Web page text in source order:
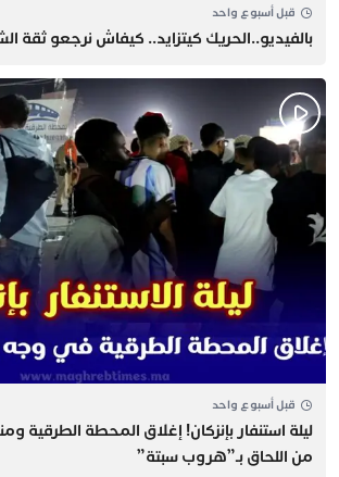
قبل أسبوع واحد
بالفيديو..الحريك كيتزايد.. كيفاش نرجعو ثقة
قبل أسبوع واحد
​ليلة استنفار بإنزكان! إغلاق المحطة الطرقية
من اللحاق بـ”هروب سبتة”